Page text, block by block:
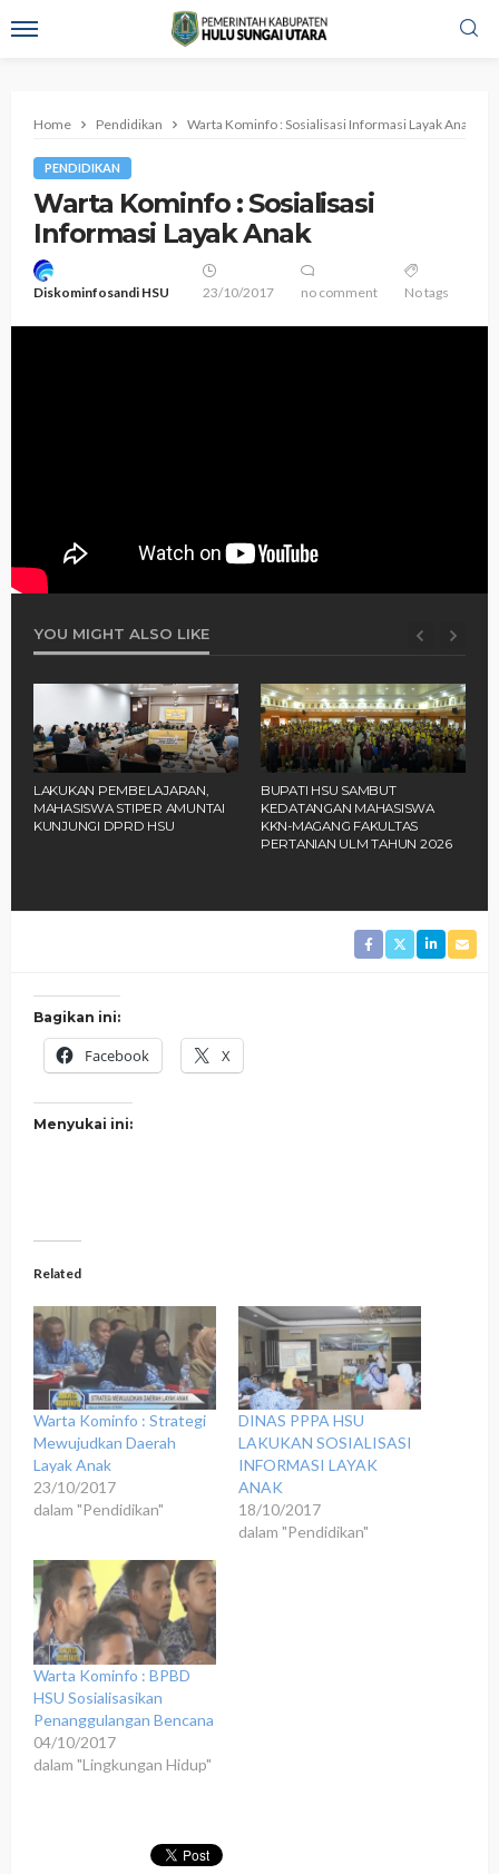
Home Pendidikan Warta Kominfo : Sosialisasi Informasi Layak Anak
PENDIDIKAN
Warta Kominfo : Sosialisasi
Informasi Layak Anak
Diskominfosandi HSU 23/10/2017 no comment No tags
YOU MIGHT ALSO LIKE
‎BUPATI HSU SAMBUT
KEDATANGAN MAHASISWA
KKN-MAGANG FAKULTAS
SEKDA HSU RESMI TUTUP
ORIENTASI 2.230 SANTRI
PONPES RAKHA AMUNTAI
Bagikan ini:
Facebook X
Menyukai ini:
Related
Warta Kominfo : Strategi
Mewujudkan Daerah
Layak Anak
23/10/2017
dalam "Pendidikan"
DINAS PPPA HSU
LAKUKAN SOSIALISASI
INFORMASI LAYAK
ANAK
18/10/2017
dalam "Pendidikan"
Warta Kominfo : BPBD
HSU Sosialisasikan
Penanggulangan Bencana
04/10/2017
dalam "Lingkungan Hidup"